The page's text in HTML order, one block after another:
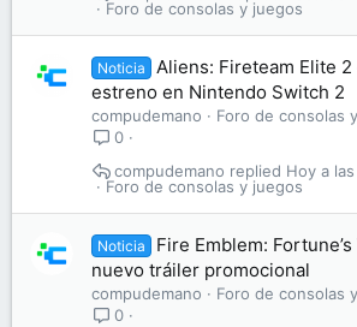
Foro de consolas y juegos
Noticia
Aliens: Fireteam Elite
estreno en Nintendo Switch 2
compudemano
Foro de consolas
0
Foro de consolas y juegos
Hoy a
compudemano
Noticia
Fire Emblem:
nuevo tráiler promocional
compudemano
Foro de consolas
0